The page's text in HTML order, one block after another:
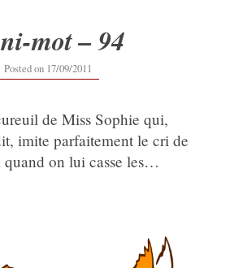
mot – 94
Posted on 17/09/2011
de Miss Sophie qui,
imite parfaitement le cri de
quand on lui casse les…